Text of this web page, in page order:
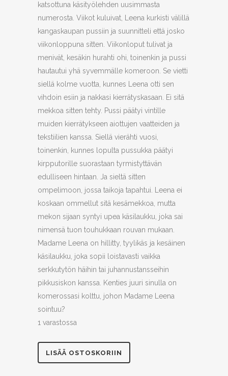
katsottuna käsityölehden uusimmasta
numerosta. Viikot kuluivat, Leena kurkisti välillä
kangaskaupan pussiin ja suunnitteli että josko
viikonloppuna sitten. Viikonloput tulivat ja
menivät, kesäkin hurahti ohi, toinenkin ja pussi
hautautui yhä syvemmälle komeroon. Se vietti
siellä kolme vuotta, kunnes Leena otti sen
vihdoin esiin ja nakkasi kierrätyskasaan. Ei sitä
mekkoa sitten tehty. Pussi päätyi vintille
muiden kierrätykseen aiottujen vaatteiden ja
tekstiilien kanssa. Siellä vierähti vuosi,
toinenkin, kunnes lopulta pussukka päätyi
kirpputorille suorastaan tyrmistyttävän
edulliseen hintaan. Ja sieltä sitten
ompelimoon, jossa taikoja tapahtui. Leena ei
koskaan ommellut sitä kesämekkoa, mutta
mekon sijaan syntyi upea käsilaukku, joka sai
nimensä tuon touhukkaan rouvan mukaan.
Madame Leena on hillitty, tyylikäs ja kesäinen
käsilaukku, joka sopii loistavasti vaikka
serkkutytön häihin tai juhannustansseihin
pikkusiskon kanssa. Kenties juuri sinulla on
komerossasi kolttu, johon Madame Leena
sointuu?
1 varastossa
Madame
LISÄÄ OSTOSKORIIN